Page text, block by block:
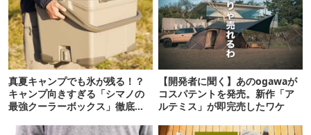
真夏キャンプでも氷が残る！？
キャンプ向きすぎる「シマノの
最強クーラーボックス」徹底解
【開発者に聞く】あのogawaが
コスパテントを発売。新作「ア
ルテミス」が即完売したワケ